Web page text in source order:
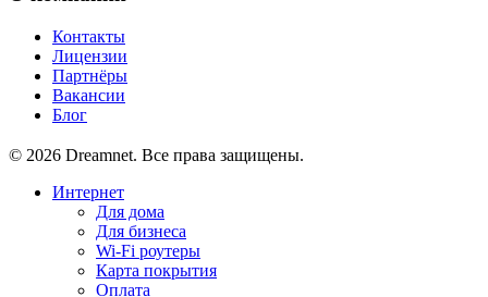
Контакты
Лицензии
Партнёры
Вакансии
Блог
© 2026 Dreamnet. Все права защищены.
Интернет
Для дома
Для бизнеса
Wi-Fi роутеры
Карта покрытия
Оплата